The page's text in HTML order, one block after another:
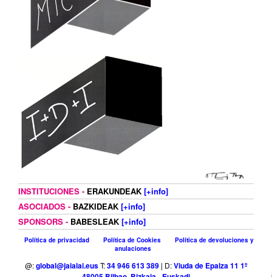
INSTITUCIONES - ERAKUNDEAK [+info]
ASOCIADOS - BAZKIDEAK [+info]
SPONSORS - BABESLEAK [+info]
Política de privacidad Política de Cookies
Política de devoluciones y
anulaciones
@:global@jaialai.eusT:34 946 613 389 | D:Viuda de Epalza 11 1º